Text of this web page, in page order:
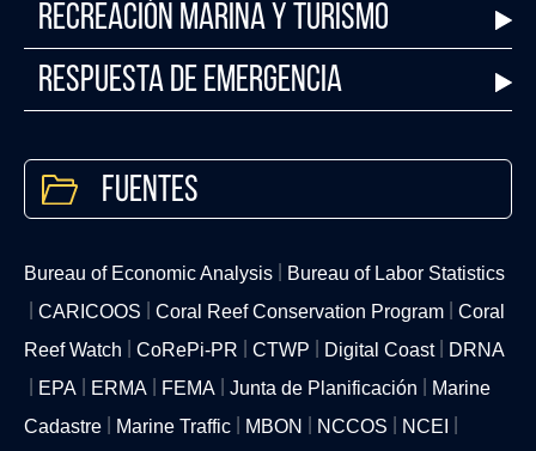
Recreación Marina y Turismo
Respuesta de Emergencia
Fuentes
Bureau of Economic Analysis
Bureau of Labor Statistics
CARICOOS
Coral Reef Conservation Program
Coral
Reef Watch
CoRePi-PR CTWP Digital Coast
DRNA
EPA
ERMA FEMA Junta de Planificación
Marine
Cadastre
Marine Traffic MBON NCCOS
NCEI